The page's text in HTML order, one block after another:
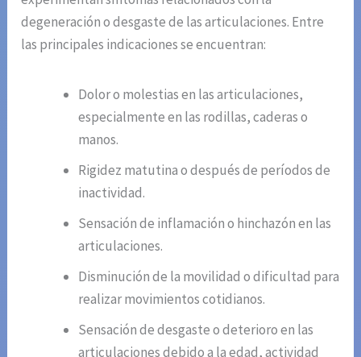
degeneración o desgaste de las articulaciones. Entre
las principales indicaciones se encuentran:
Dolor o molestias en las articulaciones,
especialmente en las rodillas, caderas o
manos.
Rigidez matutina o después de períodos de
inactividad.
Sensación de inflamación o hinchazón en las
articulaciones.
Disminución de la movilidad o dificultad para
realizar movimientos cotidianos.
Sensación de desgaste o deterioro en las
articulaciones debido a la edad, actividad